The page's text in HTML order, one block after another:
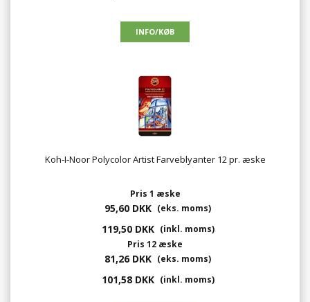
Koh-I-Noor Polycolor Artist Farveblyanter 12 pr. æske
Pris 1 æske
95,60 DKK (eks. moms)
119,50 DKK (inkl. moms)
Pris 12 æske
81,26 DKK (eks. moms)
101,58 DKK (inkl. moms)